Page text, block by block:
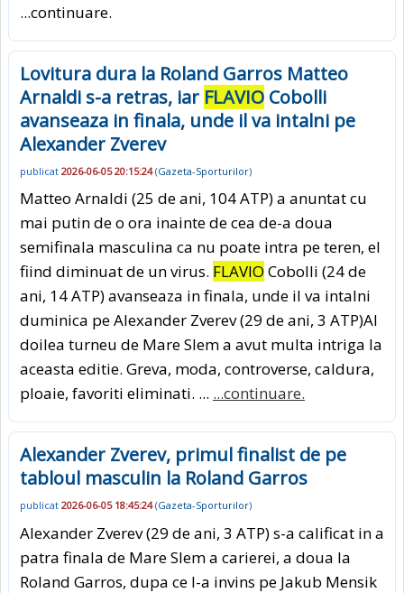
...continuare.
Lovitura dura la Roland Garros Matteo
Arnaldi s-a retras, iar FLAVIO Cobolli
avanseaza in finala, unde il va intalni pe
Alexander Zverev
publicat 2026-06-05 20:15:24(Gazeta-Sporturilor)
Matteo Arnaldi (25 de ani, 104 ATP) a anuntat cu
mai putin de o ora inainte de cea de-a doua
semifinala masculina ca nu poate intra pe teren, el
fiind diminuat de un virus. FLAVIO Cobolli (24 de
ani, 14 ATP) avanseaza in finala, unde il va intalni
duminica pe Alexander Zverev (29 de ani, 3 ATP)Al
doilea turneu de Mare Slem a avut multa intriga la
aceasta editie. Greva, moda, controverse, caldura,
ploaie, favoriti eliminati. ... ...continuare.
Alexander Zverev, primul finalist de pe
tabloul masculin la Roland Garros
publicat 2026-06-05 18:45:24(Gazeta-Sporturilor)
Alexander Zverev (29 de ani, 3 ATP) s-a calificat in a
patra finala de Mare Slem a carierei, a doua la
Roland Garros, dupa ce l-a invins pe Jakub Mensik